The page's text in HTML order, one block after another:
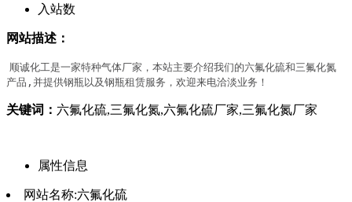
入站数
网站描述：
顺诚化工是一家特种气体厂家，本站主要介绍我们的六氟化硫和三氟化氮
产品,并提供钢瓶以及钢瓶租赁服务，欢迎来电洽淡业务！
关键词： 六氟化硫,三氟化氮,六氟化硫厂家,三氟化氮厂家
属性信息
网站名称:六氟化硫